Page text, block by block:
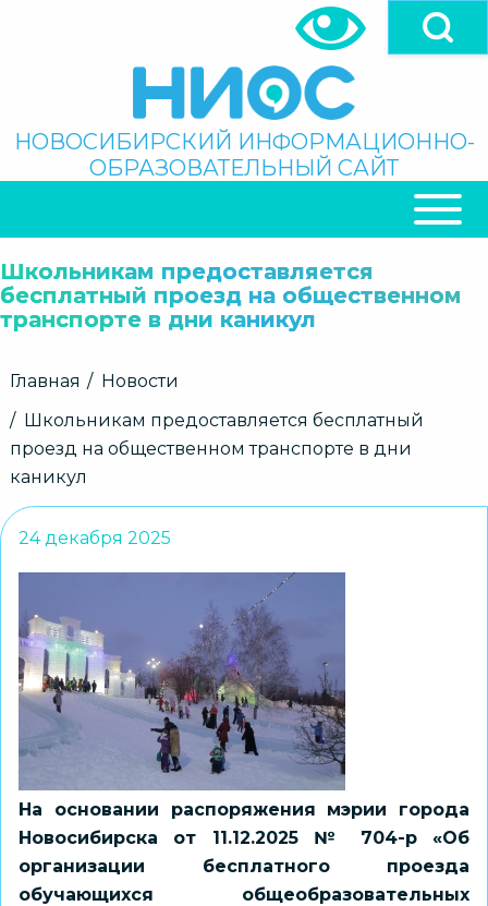
Поиск
НОВОСИБИРСКИЙ ИНФОРМАЦИОННО-
ОБРАЗОВАТЕЛЬНЫЙ САЙТ
НАВИГАЦИЯ
Школьникам предоставляется
бесплатный проезд на общественном
транспорте в дни каникул
Строка
Главная
Новости
Школьникам предоставляется бесплатный
проезд на общественном транспорте в дни
каникул
24 декабря 2025
На основании распоряжения мэрии города
Новосибирска от 11.12.2025 № 704-р «Об
организации бесплатного проезда
обучающихся общеобразовательных